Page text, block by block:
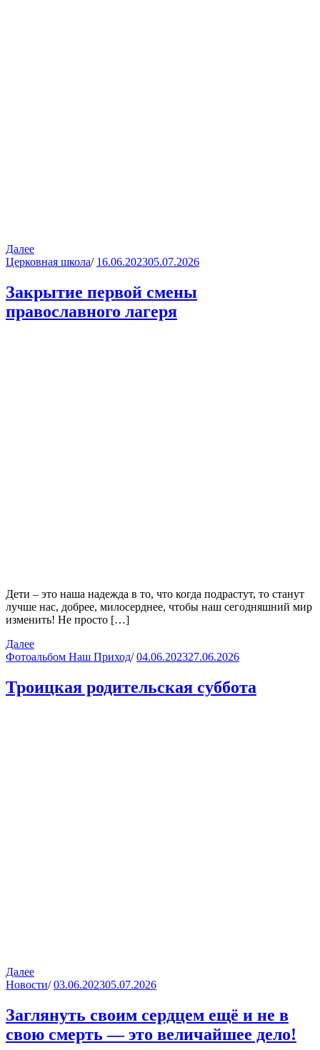
Далее
Церковная школа/ 16.06.202305.07.2026
Закрытие первой смены
православного лагеря
Дети – это наша надежда в то, что когда подрастут, то станут
лучше нас, добрее, милосерднее, чтобы наш сегодняшний мир
изменить! Не просто […]
Далее
Фотоальбом Наш Приход/ 04.06.202327.06.2026
Троицкая родительская суббота
Далее
Новости/ 03.06.202305.07.2026
Заглянуть своим сердцем ещё и не в
свою смерть — это величайшее дело!